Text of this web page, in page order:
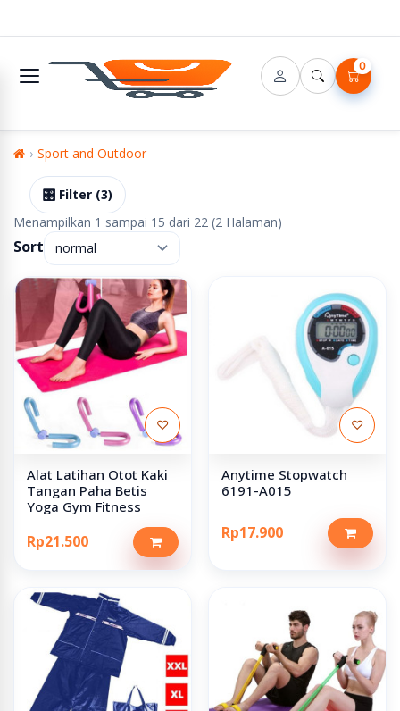
0
Sport and Outdoor
🎛️ Filter (3)
Menampilkan 1 sampai 15 dari 22 (2 Halaman)
Sort
♡
Alat Latihan Otot Kaki
Tangan Paha Betis
Yoga Gym Fitness
Rp21.500
♡
Anytime Stopwatch
6191-A015
Rp17.900